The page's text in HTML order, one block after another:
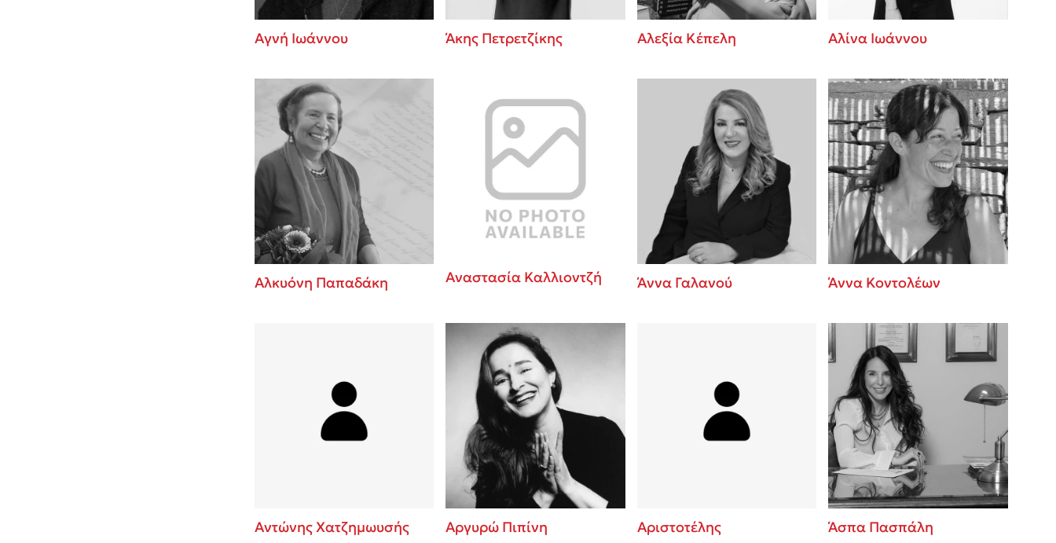
Αγνή Ιωάννου Άκης Πετρετζίκης Αλεξία Κέπελη Αλίνα Ιωάννου
Αλκυόνη Παπαδάκη Αναστασία Καλλιοντζή Άννα Γαλανού Άννα Κοντολέων
Αντώνης Χατζημωυσής Αργυρώ Πιπίνη Αριστοτέλης Άσπα Πασπάλη